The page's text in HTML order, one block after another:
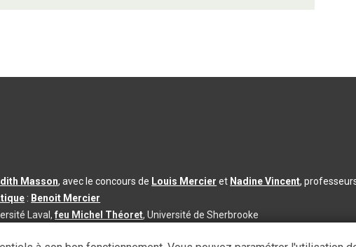
Masson, avec le concours de Louis Mercier et Nadine Vincent,
: Benoit Mercier
Laval,feu Michel Théoret, Université de Sherbrooke